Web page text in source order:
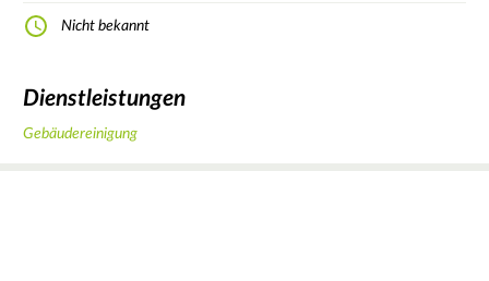
Nicht bekannt
Dienstleistungen
Gebäudereinigung